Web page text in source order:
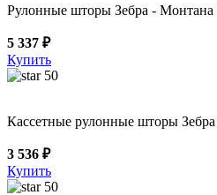
Рулонные шторы Зебра - Монтана
5 337 ₽
Купить
50
Кассетные рулонные шторы
3 536 ₽
Купить
50